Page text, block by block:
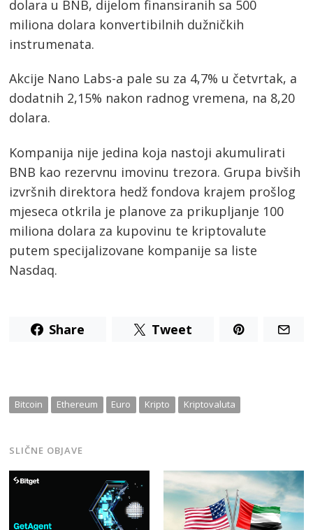
dolara u BNB, dijelom finansiranih sa 500
miliona dolara konvertibilnih dužničkih
instrumenata.
Akcije Nano Labs-a pale su za 4,7% u četvrtak, a
dodatnih 2,15% nakon radnog vremena, na 8,20
dolara.
Kompanija nije jedina koja nastoji akumulirati
BNB kao rezervnu imovinu trezora. Grupa bivših
izvršnih direktora hedž fondova krajem prošlog
mjeseca otkrila je planove za prikupljanje 100
miliona dolara za kupovinu te kriptovalute
putem specijalizovane kompanije sa liste
Nasdaq.
Share Tweet
Bitcoin Ethereum Euro Kripto Kriptovaluta
SLIČNE OBJAVE
navigation